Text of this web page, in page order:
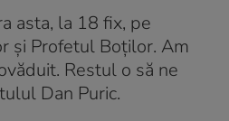
asta, la 18 fix, pe
şi Profetul Boţilor. Am
Restul o să ne
Dan Puric.